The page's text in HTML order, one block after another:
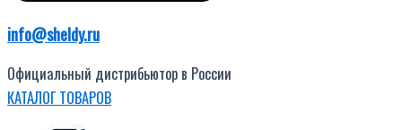
info@sheldy.ru
Официальный дистрибьютор в России
КАТАЛОГ ТОВАРОВ